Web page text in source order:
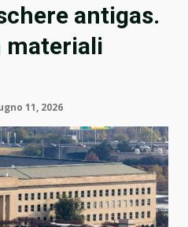
antigas.
materiali
11, 2026